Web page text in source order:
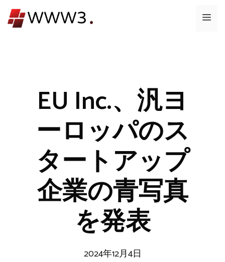
ン
メ
EU Inc.、汎ヨ
ーロッパのス
タートアップ
企業の青写真
を発表
2024年12月4日